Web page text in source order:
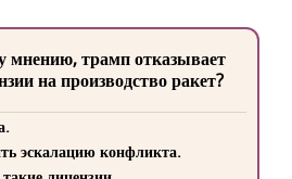
мнению, трамп отказывает
на производство ракет?
эскалацию конфликта.